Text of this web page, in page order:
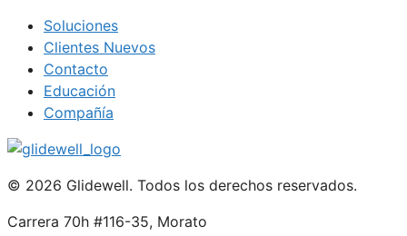
Soluciones
Clientes Nuevos
Contacto
Educación
Compañía
© 2026 Glidewell. Todos los derechos reservados.
Carrera 70h #116-35, Morato